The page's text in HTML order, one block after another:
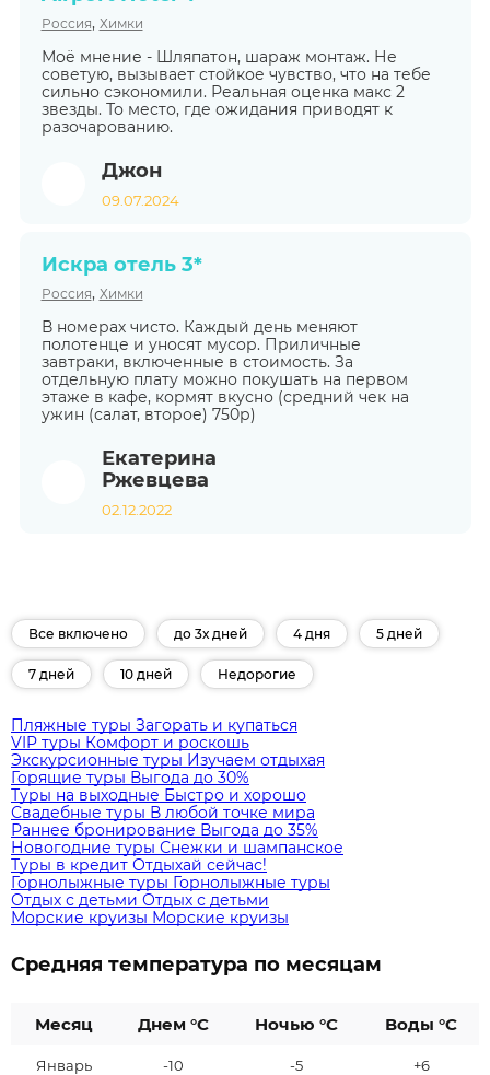
Россия, Химки
Моё мнение - Шляпатон, шараж монтаж. Не
советую, вызывает стойкое чувство, что на тебе
сильно сэкономили. Реальная оценка макс 2
звезды. То место, где ожидания приводят к
разочарованию.
Джон
09.07.2024
Искра отель 3*
Россия, Химки
В номерах чисто. Каждый день меняют
полотенце и уносят мусор. Приличные
завтраки, включенные в стоимость. За
отдельную плату можно покушать на первом
этаже в кафе, кормят вкусно (средний чек на
ужин (салат, второе) 750р)
Екатерина
Ржевцева
02.12.2022
Все включено до 3х дней 4 дня 5 дней
7 дней 10 дней Недорогие
Пляжные туры Загорать и купаться
VIP туры Комфорт и роскошь
Экскурсионные туры Изучаем отдыхая
Горящие туры Выгода до 30%
Туры на выходные Быстро и хорошо
Свадебные туры В любой точке мира
Раннее бронирование Выгода до 35%
Новогодние туры Снежки и шампанское
Туры в кредит Отдыхай сейчас!
Горнолыжные туры Горнолыжные туры
Отдых с детьми Отдых с детьми
Морские круизы Морские круизы
Средняя температура по месяцам
Месяц Днем °C Ночью °C Воды °C
Январь -10 -5 +6